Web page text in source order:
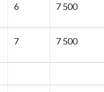
6 7 500
7 7 500